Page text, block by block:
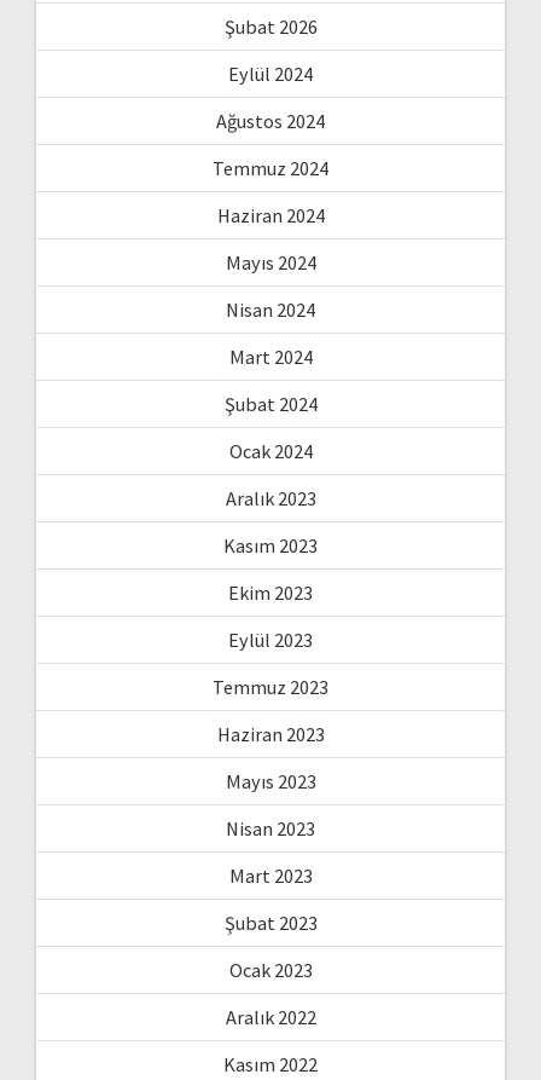
Şubat 2026
Eylül 2024
Ağustos 2024
Temmuz 2024
Haziran 2024
Mayıs 2024
Nisan 2024
Mart 2024
Şubat 2024
Ocak 2024
Aralık 2023
Kasım 2023
Ekim 2023
Eylül 2023
Temmuz 2023
Haziran 2023
Mayıs 2023
Nisan 2023
Mart 2023
Şubat 2023
Ocak 2023
Aralık 2022
Kasım 2022